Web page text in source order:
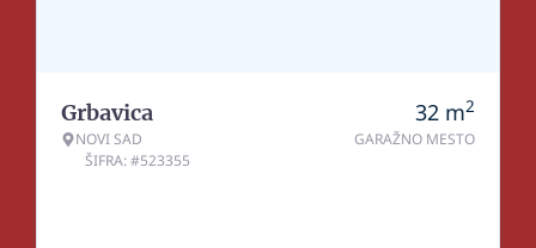
Grbavica
NOVI SAD
ŠIFRA: #523355
32 m2
GARAŽNO MESTO